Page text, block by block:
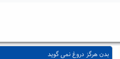
بدن هرگز دروغ نمی گوید